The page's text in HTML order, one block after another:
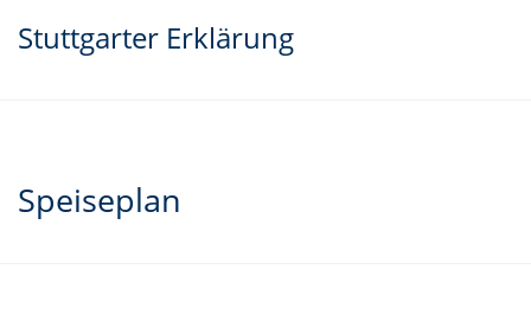
Stuttgarter Erklärung
Speiseplan